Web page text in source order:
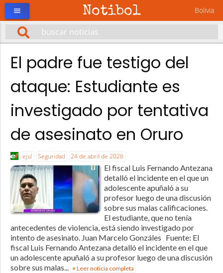
Notibol Bolivia
menu
El padre fue testigo del
ataque: Estudiante es
investigado por tentativa
de asesinato en Oruro
eju! Seguridad 24 de abril de 2026
El fiscal Luis Fernando Antezana
detalló el incidente en el que un
adolescente apuñaló a su
profesor luego de una discusión
sobre sus malas calificaciones.
El estudiante, que no tenía
antecedentes de violencia, está siendo investigado por
intento de asesinato. Juan Marcelo Gonzáles Fuente: El
fiscal Luis Fernando Antezana detalló el incidente en el que
un adolescente apuñaló a su profesor luego de una discusión
sobre sus malas... + Leer noticia completa